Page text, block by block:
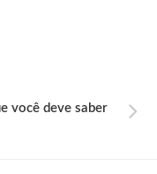
você deve saber